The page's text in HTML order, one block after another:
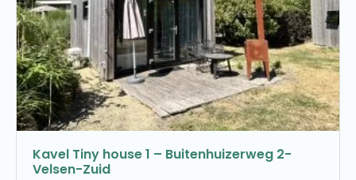
Kavel Tiny house 1 – Buitenhuizerweg 2-
Velsen-Zuid